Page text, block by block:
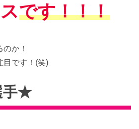
です！！！
か！
目です！(笑)
手★